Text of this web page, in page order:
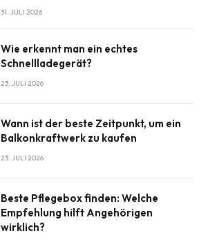
31. JULI 2026
Wie erkennt man ein echtes
Schnellladegerät?
23. JULI 2026
Wann ist der beste Zeitpunkt, um ein
Balkonkraftwerk zu kaufen
23. JULI 2026
Beste Pflegebox finden: Welche
Empfehlung hilft Angehörigen
wirklich?